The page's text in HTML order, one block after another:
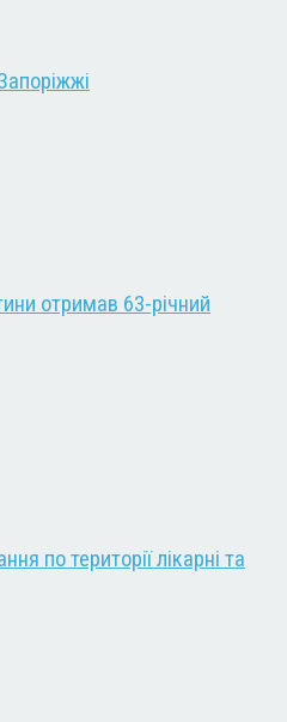
отримав 63-річний
по території лікарні та